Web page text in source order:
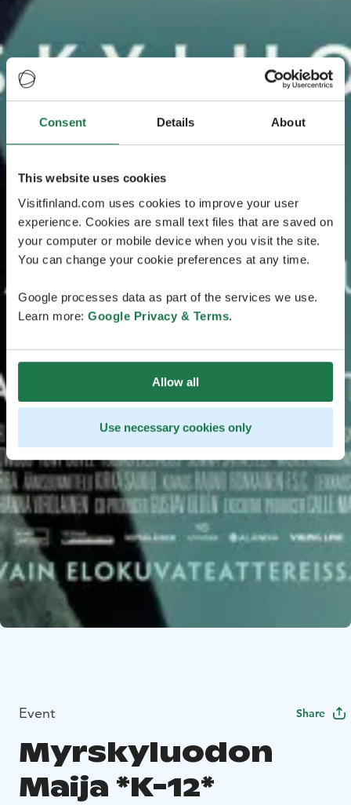
Consent Details About
This website uses cookies
Visitfinland.com uses cookies to improve your user
experience. Cookies are small text files that are saved on
your computer or mobile device when you visit the site.
You can change your cookie preferences at any time.
Google processes data as part of the services we use.
Learn more: Google Privacy & Terms.
Allow all
Use necessary cookies only
Event Share
Myrskyluodon
Maija *K-12*